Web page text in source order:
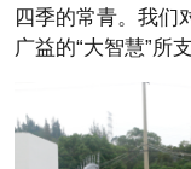
四季的常青。我们
广益的“大智慧”所